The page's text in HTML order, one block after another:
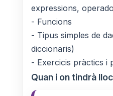
expressions,
- Funcions
- Tipus simples de
diccionaris)
- Exercicis pràctics i
Quan i on tindrà